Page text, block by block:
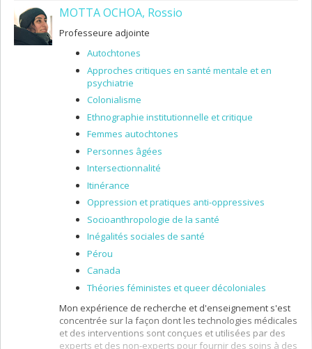
interventions réalisées auprès des aînées;
autochtones afin de comprendre les contextes
dans lesquels s’exercent la violence et de
ou des éléments de réponse pour aider ces
femmes;
La pertinence de l’approche de réduction des
méfaits pour intervenir auprès des femmes
victimes de violence conjugale qui ne souhaitent
pas ou quittent difficilement le conjoint qui a des
comportements violents;
L’intervention socio judiciaire dans les situations
de violence conjugale afin de connaître les
ainsi que le point de vue des intervenants
sociaux et pénaux sur ce qu’est l’intervention
sociojudiciaire.
MOTTA OCHOA, Rossio
Professeure adjointe
Autochtones
Approches critiques en santé mentale et en
psychiatrie
Colonialisme
Ethnographie institutionnelle et critique
Femmes autochtones
Personnes âgées
Intersectionnalité
Itinérance
Oppression et pratiques anti-oppressives
Socioanthropologie de la santé
Inégalités sociales de santé
Pérou
Canada
Théories féministes et queer décoloniales
Mon expérience de recherche et d'enseignement s'est
concentrée sur la façon dont les technologies médicales
et des interventions sont conçues et utilisées par des
experts et des non-experts pour fournir des soins à des